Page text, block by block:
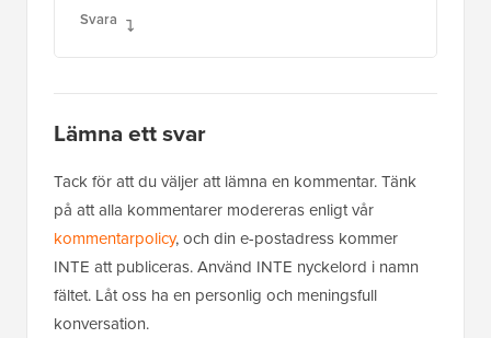
Svara
Lämna ett svar
Tack för att du väljer att lämna en kommentar. Tänk
på att alla kommentarer modereras enligt vår
kommentarpolicy, och din e-postadress kommer
INTE att publiceras. Använd INTE nyckelord i namn
fältet. Låt oss ha en personlig och meningsfull
konversation.